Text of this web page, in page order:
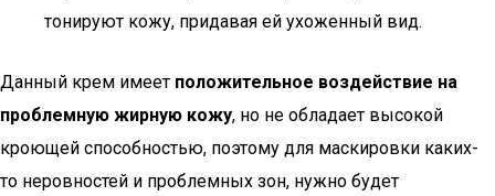
тонируют кожу, придавая ей ухоженный вид.
Данный крем имеет положительное воздействие на
проблемную жирную кожу, но не обладает высокой
кроющей способностью, поэтому для маскировки каких-
то неровностей и проблемных зон, нужно будет